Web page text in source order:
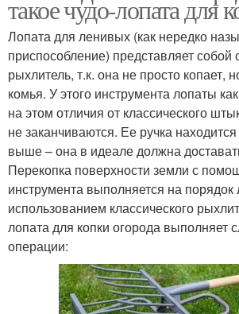
такое чудо-лопата для
Лопата для ленивых (как нередко
приспособление) представляет собой
рыхлитель, т.к. она не просто копает,
комья. У этого инструмента лопаты
на этом отличия от классического
не заканчиваются. Ее ручка
выше – она в идеале должна
Перекопка поверхности земли с
инструмента выполняется на порядок
использованием классического
лопата для копки огорода выполняет
операции: